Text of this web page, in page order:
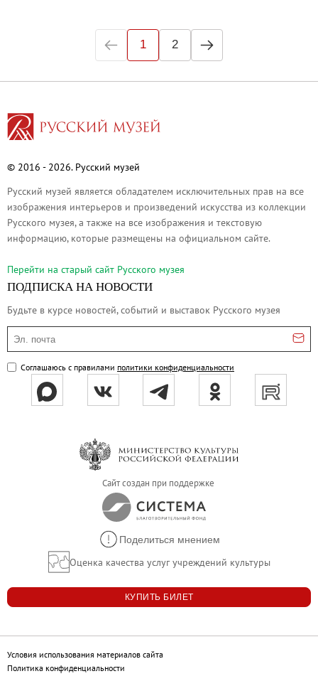
1 2
© 2016 - 2026. Русский музей
Русский музей является обладателем исключительных прав на все
изображения интерьеров и произведений искусства из коллекции
Русского музея, а также на все изображения и текстовую
информацию, которые размещены на официальном сайте.
Перейти на cтарый сайт Русского музея
ПОДПИСКА НА НОВОСТИ
Будьте в курсе новостей, событий и выставок Русского музея
Эл. почта
Соглашаюсь с правилами политики конфиденциальности
Сайт создан при поддержке
Поделиться мнением
Оценка качества услуг учреждений культуры
КУПИТЬ БИЛЕТ
Условия использования материалов сайта
Политика конфиденциальности